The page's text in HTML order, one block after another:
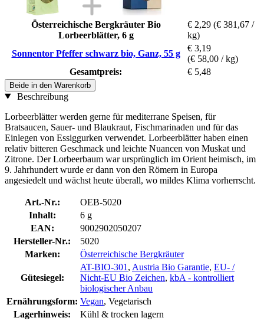
Österreichische Bergkräuter Bio
Lorbeerblätter, 6 g
€ 2,29 (€ 381,67 /
kg)
Sonnentor Pfeffer schwarz bio, Ganz, 55 g
€ 3,19
(€ 58,00 / kg)
Gesamtpreis:
€ 5,48
Beide in den Warenkorb
Beschreibung
Lorbeerblätter werden gerne für mediterrane Speisen, für
Bratsaucen, Sauer- und Blaukraut, Fischmarinaden und für das
Einlegen von Essiggurken verwendet. Lorbeerblätter haben einen
relativ bitteren Geschmack und leichte Nuancen von Muskat und
Zitrone. Der Lorbeerbaum war ursprünglich im Orient heimisch, im
9. Jahrhundert wurde er dann von den Römern in Europa
angesiedelt und wächst heute überall, wo mildes Klima vorherrscht.
Art.-Nr.:
OEB-5020
Inhalt:
6 g
EAN:
9002902050207
Hersteller-Nr.:
5020
Marken:
Österreichische Bergkräuter
Gütesiegel:
AT-BIO-301 , Austria Bio Garantie, EU- /
Nicht-EU Bio Zeichen, kbA - kontrolliert
biologischer Anbau
Ernährungsform: Vegan, Vegetarisch
Lagerhinweis:
Kühl & trocken lagern